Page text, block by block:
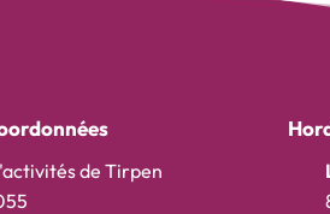
de Tirpen